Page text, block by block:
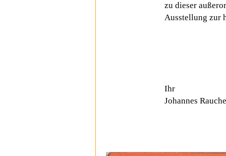
zu dieser
Ausstellung zur
Ihr
Johannes